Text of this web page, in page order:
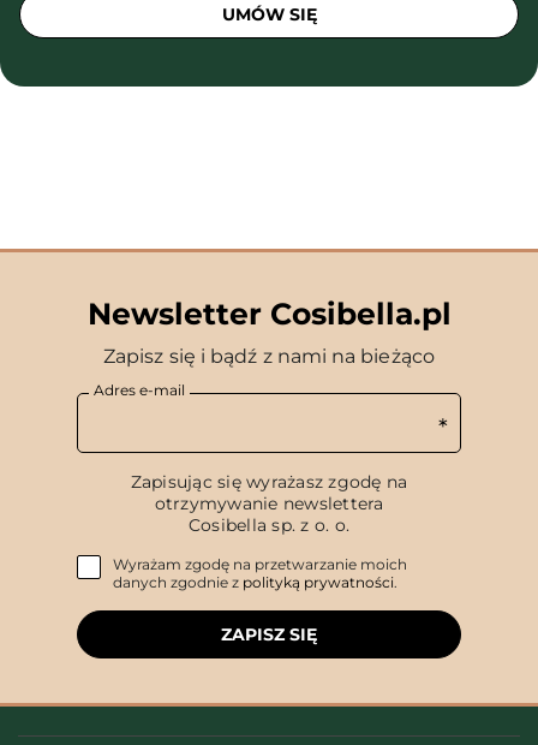
UMÓW SIĘ
Newsletter Cosibella.pl
Zapisz się i bądź z nami na bieżąco
Adres e-mail
Zapisując się wyrażasz zgodę na
otrzymywanie newslettera
Cosibella sp. z o. o.
Wyrażam zgodę na przetwarzanie moich
danych zgodnie z polityką prywatności.
ZAPISZ SIĘ